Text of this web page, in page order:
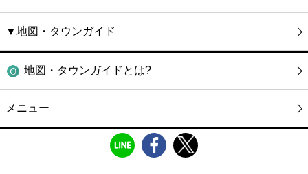
▼地図・タウンガイド
地図・タウンガイドとは?
メニュー